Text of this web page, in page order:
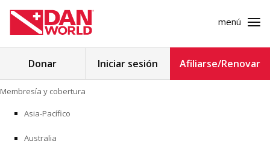
al
contenido
menú
MEMBRESÍA Y COBERTURA
Donar Iniciar sesión Afiliarse/Renovar
Membresía y cobertura
Asia-Pacífico
Australia